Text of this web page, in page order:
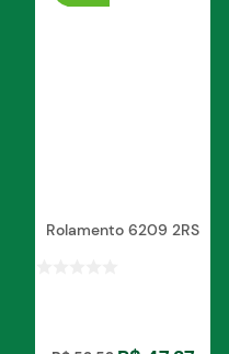
Rolamento 6209 2RS